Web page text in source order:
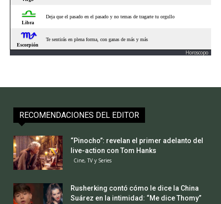
Horoscopo
RECOMENDACIONES DEL EDITOR
“Pinocho”: revelan el primer adelanto del
live-action con Tom Hanks
Cine, TV y Series
Rusherking contó cómo le dice la China
Suárez en la intimidad: “Me dice Thomy”